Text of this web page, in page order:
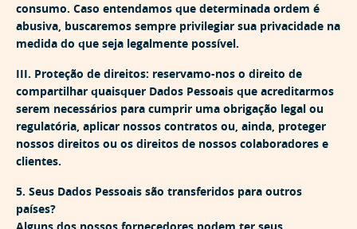
consumo. Caso entendamos que determinada ordem é
abusiva, buscaremos sempre privilegiar sua privacidade na
medida do que seja legalmente possível.
III. Proteção de direitos: reservamo-nos o direito de
compartilhar quaisquer Dados Pessoais que acreditarmos
serem necessários para cumprir uma obrigação legal ou
regulatória, aplicar nossos contratos ou, ainda, proteger
nossos direitos ou os direitos de nossos colaboradores e
clientes.
5. Seus Dados Pessoais são transferidos para outros
países?